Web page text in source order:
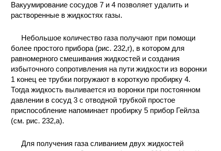
Вакуумирование сосудов 7 и 4 позволяет удалить и
растворенные в жидкостях газы.
Небольшое количество газа получают при помощи
более простого прибора (рис. 232,г), в котором для
равномерного смешивания жидкостей и создания
избыточного сопротивления на пути жидкости из воронки
1 конец ее трубки погружают в короткую пробирку 4.
Тогда жидкость выливается из воронки при постоянном
давлении в сосуд 3 с отводной трубкой простое
приспособление напоминает пробирку 5 прибор Гейлза
(см. рис. 232,а).
Для получения газа сливанием двух жидкостей